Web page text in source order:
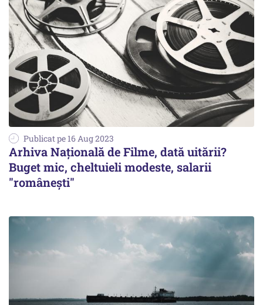
Publicat pe 16 Aug 2023
Arhiva Națională de Filme, dată uitării?
Buget mic, cheltuieli modeste, salarii
"româneşti"